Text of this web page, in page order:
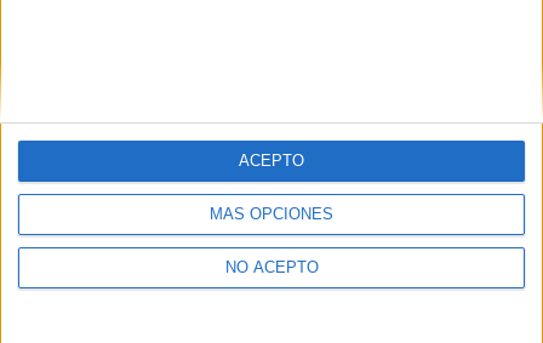
MÁS OPCIONES
NO ACEPTO
ACEPTO
Y como regalo de agradecimiento, por registrarte te daremos
gratis una copia de nuestro ebook con 100 consejos para tu
primer año de universidad